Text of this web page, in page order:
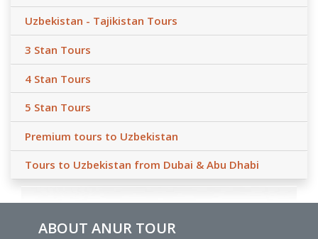
Uzbekistan - Tajikistan Tours
3 Stan Tours
4 Stan Tours
5 Stan Tours
Premium tours to Uzbekistan
Tours to Uzbekistan from Dubai & Abu Dhabi
ABOUT ANUR TOUR